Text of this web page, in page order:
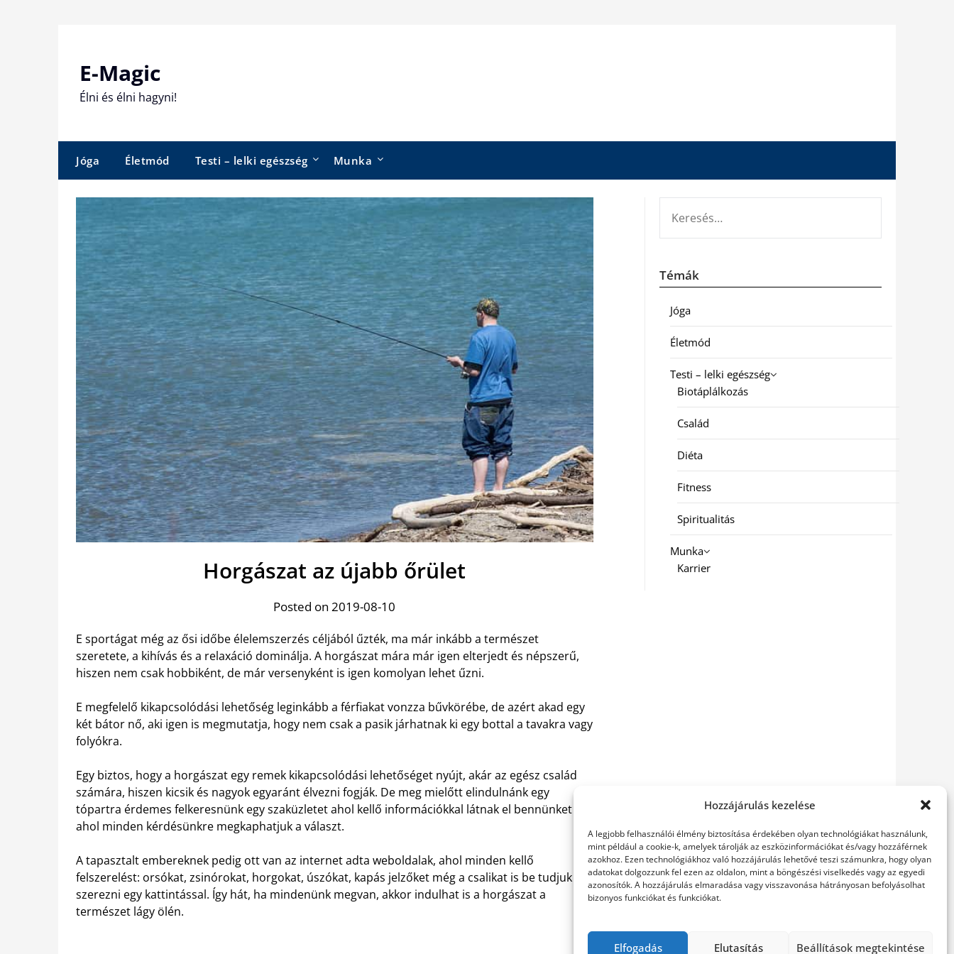
Hozzájárulás kezelése
A legjobb felhasználói élmény biztosítása érdekében olyan technológiákat használunk,
mint például a cookie-k, amelyek tárolják az eszközinformációkat és/vagy hozzáférnek
azokhoz. Ezen technológiákhoz való hozzájárulás lehetővé teszi számunkra, hogy olyan
adatokat dolgozzunk fel ezen az oldalon, mint a böngészési viselkedés vagy az egyedi
azonosítók. A hozzájárulás elmaradása vagy visszavonása hátrányosan befolyásolhat
bizonyos funkciókat és funkciókat.
Elfogadás Elutasítás Beállítások megtekintése
E-Magic
Élni és élni hagyni!
Jóga Életmód Testi – lelki egészség Munka
Horgászat az újabb őrület
Posted on 2019-08-10
E sportágat még az ősi időbe élelemszerzés céljából űzték, ma már inkább a természet
szeretete, a kihívás és a relaxáció dominálja. A horgászat mára már igen elterjedt és népszerű,
hiszen nem csak hobbiként, de már versenyként is igen komolyan lehet űzni.
E megfelelő kikapcsolódási lehetőség leginkább a férfiakat vonzza bűvkörébe, de azért akad egy
két bátor nő, aki igen is megmutatja, hogy nem csak a pasik járhatnak ki egy bottal a tavakra vagy
folyókra.
Egy biztos, hogy a horgászat egy remek kikapcsolódási lehetőséget nyújt, akár az egész család
számára, hiszen kicsik és nagyok egyaránt élvezni fogják. De meg mielőtt elindulnánk egy
tópartra érdemes felkeresnünk egy szaküzletet ahol kellő információkkal látnak el bennünket és
ahol minden kérdésünkre megkaphatjuk a választ.
A tapasztalt embereknek pedig ott van az internet adta weboldalak, ahol minden kellő
felszerelést: orsókat, zsinórokat, horgokat, úszókat, kapás jelzőket még a csalikat is be tudjuk
szerezni egy kattintással. Így hát, ha mindenünk megvan, akkor indulhat is a horgászat a
természet lágy ölén.
Témák
Jóga
Életmód
Testi – lelki egészség
Biotáplálkozás
Család
Diéta
Fitness
Spiritualitás
Munka
Karrier